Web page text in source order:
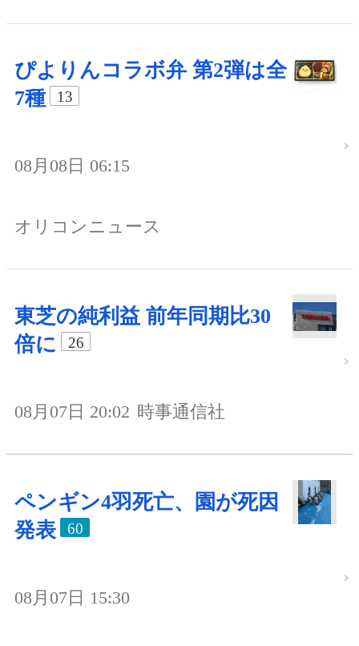
ぴよりんコラボ弁 第2弾は全
7種
13
08月08日 06:15
オリコンニュース
東芝の純利益 前年同期比30
倍に
26
08月07日 20:02 時事通信社
ペンギン4羽死亡、園が死因
発表
60
08月07日 15:30